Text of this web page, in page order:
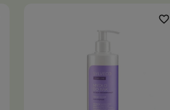
favorite_border